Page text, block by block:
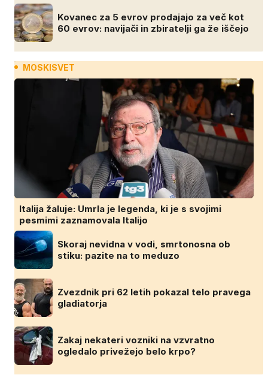
Kovanec za 5 evrov prodajajo za več kot
60 evrov: navijači in zbiratelji ga že iščejo
MOSKISVET
Italija žaluje: Umrla je legenda, ki je s svojimi
pesmimi zaznamovala Italijo
Skoraj nevidna v vodi, smrtonosna ob
stiku: pazite na to meduzo
Zvezdnik pri 62 letih pokazal telo pravega
gladiatorja
Zakaj nekateri vozniki na vzvratno
ogledalo privežejo belo krpo?